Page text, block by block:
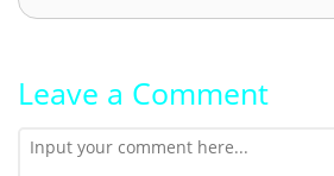
Leave a Comment